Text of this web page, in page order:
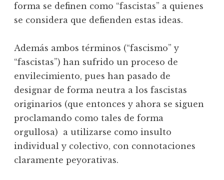
forma se definen como “fascistas” a quienes
se considera que defienden estas ideas.
Además ambos términos (“fascismo” y
“fascistas”) han sufrido un proceso de
envilecimiento, pues han pasado de
designar de forma neutra a los fascistas
originarios (que entonces y ahora se siguen
proclamando como tales de forma
orgullosa) a utilizarse como insulto
individual y colectivo, con connotaciones
claramente peyorativas.